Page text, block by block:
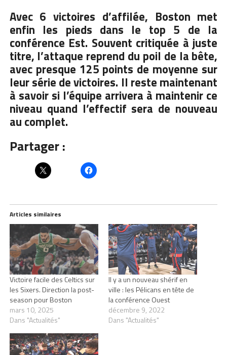
Avec 6 victoires d’affilée, Boston met
enfin les pieds dans le top 5 de la
conférence Est. Souvent critiquée à juste
titre, l’attaque reprend du poil de la bête,
avec presque 125 points de moyenne sur
leur série de victoires. Il reste maintenant
à savoir si l’équipe arrivera à maintenir ce
niveau quand l’effectif sera de nouveau
au complet.
Partager :
Articles similaires
Victoire facile des Celtics sur
les Sixers. Direction la post-
season pour Boston
mars 10, 2025
Dans "Actualités"
Il y a un nouveau shérif en
ville : les Pélicans en tête de
la conférence Ouest
décembre 9, 2022
Dans "Actualités"